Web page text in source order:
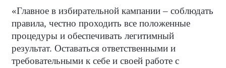
«Главное в избирательной кампании – соблюдать
правила, честно проходить все положенные
процедуры и обеспечивать легитимный
результат. Оставаться ответственными и
требовательными к себе и своей работе с